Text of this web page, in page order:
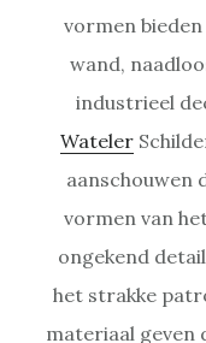
vormen bieden
wand,
industrieel
Wateler
aanschouwen
vormen van
ongekend
het strakke
materiaal geven